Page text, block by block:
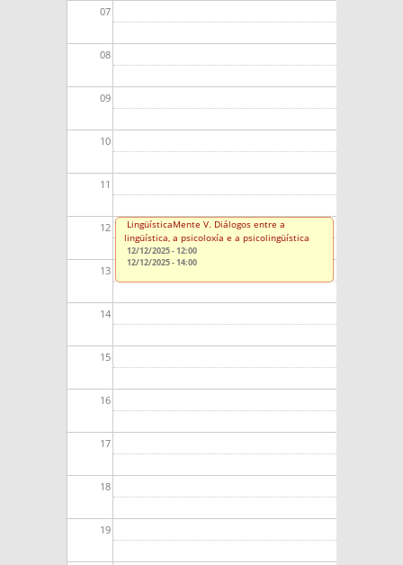
07
08
09
10
11
12
13
14
15
16
17
18
19
LingüísticaMente V. Diálogos entre a
lingüística, a psicoloxía e a psicolingüística
12/12/2025 - 12:00
12/12/2025 - 14:00